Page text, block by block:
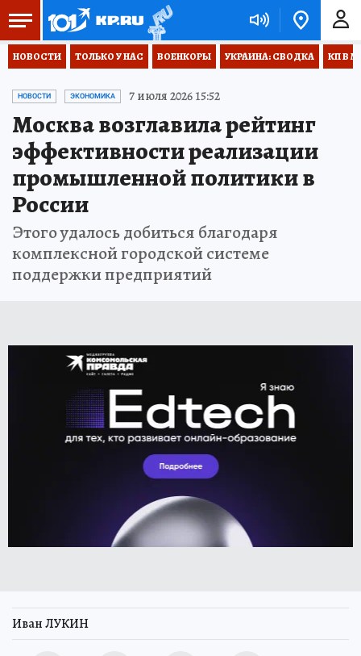
НОВОСТИ ТОЛЬКО У НАС ВОЕНКОРЫ УКРАИНА: СВОДКА КП В
НОВОСТИ ЭКОНОМИКА 7 июля 2026 15:52
Москва возглавила рейтинг
эффективности реализации
промышленной политики в
России
Этого удалось добиться благодаря
комплексной городской системе
поддержки предприятий
Иван ЛУКИН